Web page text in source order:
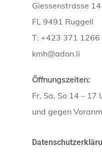
Giessenstrasse 14
FL 9491 Ruggell
T: +423 371 1266
kmh@adon.li
Öffnungszeiten:
Fr, Sa, So 14 – 17
und gegen